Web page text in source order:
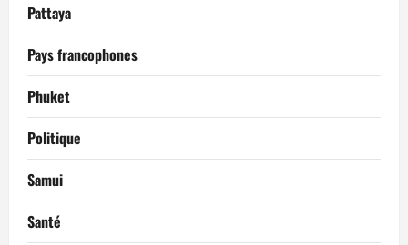
Pattaya
Pays francophones
Phuket
Politique
Samui
Santé